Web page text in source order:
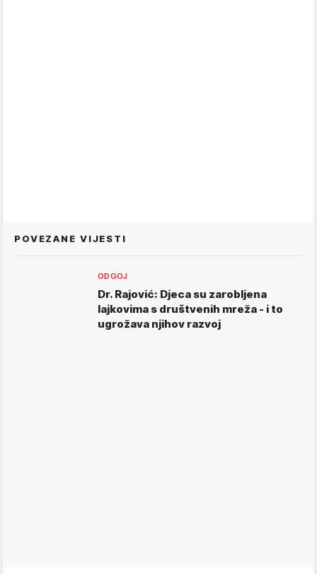
POVEZANE VIJESTI
ODGOJ
Dr. Rajović: Djeca su zarobljena
lajkovima s društvenih mreža - i to
ugrožava njihov razvoj